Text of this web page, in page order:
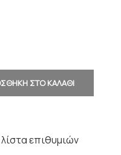
ΣΤΟ ΚΑΛΑΘΙ
επιθυμιών